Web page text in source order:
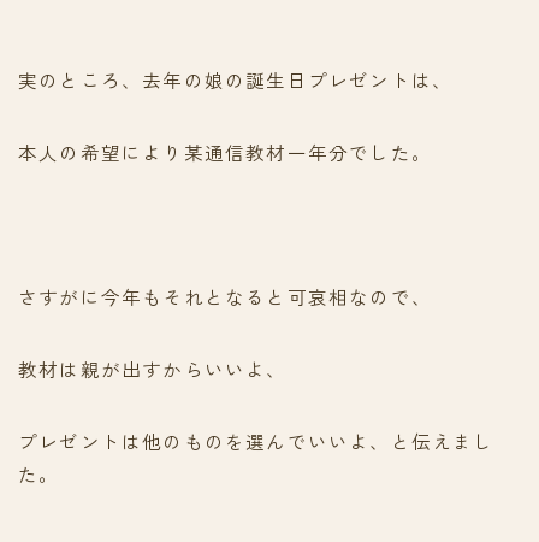
実のところ、去年の娘の誕生日プレゼントは、
本人の希望により某通信教材一年分でした。
さすがに今年もそれとなると可哀相なので、
教材は親が出すからいいよ、
プレゼントは他のものを選んでいいよ、と伝えまし
た。